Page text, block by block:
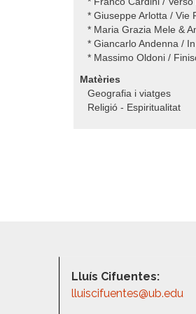
* Giuseppe Arlotta / Vie
* Maria Grazia Mele &
* Giancarlo Andenna /
* Massimo Oldoni /
Matèries
Geografia i viatges
Religió - Espiritualitat
Lluís Cifuentes:
lluiscifuentes@ub.edu